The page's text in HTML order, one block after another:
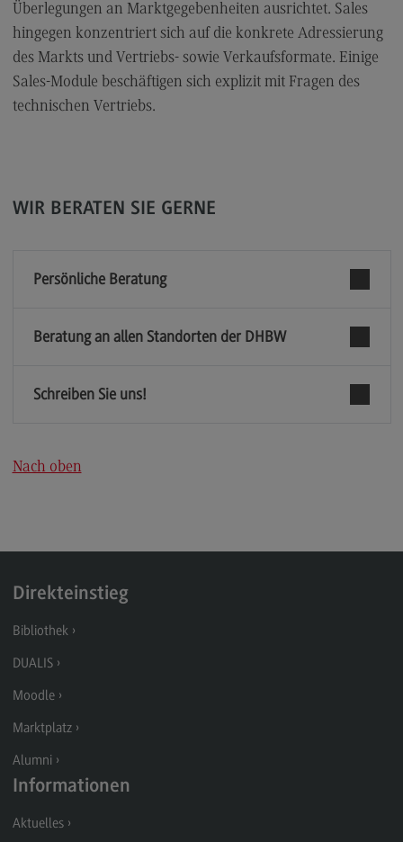
Rechnungswesen Steuern Wirtschaftsrecht
Rechnungswesen Steuern Wirtschaftsrecht
Modulangebot
Berufsperspektiven
Sales and Negotiation
Berufsperspektiven
Soziale Arbeit in der Migrationsgesellschaft
Kontakt
Production
Modulangebot
Kontakt
Überlegungen an Marktgegebenheiten ausrichtet. Sales
hingegen konzentriert sich auf die konkrete Adressierung
des Markts und Vertriebs- sowie Verkaufsformate. Einige
Sales-Module beschäftigen sich explizit mit Fragen des
technischen Vertriebs.
WIR BERATEN SIE GERNE
Persönliche Beratung
Beratung an allen Standorten der DHBW
Schreiben Sie uns!
Nach oben
Direkteinstieg
Bibliothek
DUALIS
Moodle
Marktplatz
Alumni
Informationen
Aktuelles